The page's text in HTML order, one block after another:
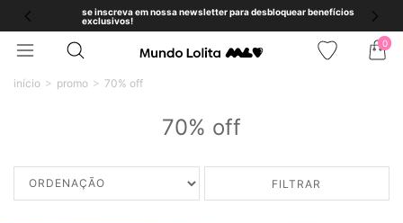
se inscreva em nossa newsletter para desbloquear benefícios
exclusivos!
0
início promo 70% off
70% off
FILTRAR